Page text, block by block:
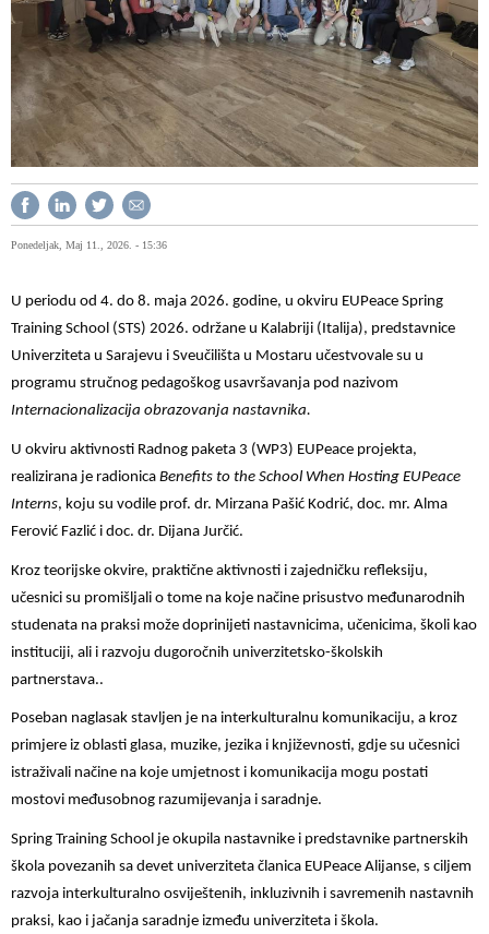
Ponedeljak, Maj 11., 2026. - 15:36
U periodu od 4. do 8. maja 2026. godine, u okviru EUPeace Spring
Training School (STS) 2026. održane u Kalabriji (Italija), predstavnice
Univerziteta u Sarajevu i Sveučilišta u Mostaru učestvovale su u
programu stručnog pedagoškog usavršavanja pod nazivom
Internacionalizacija obrazovanja nastavnika.
U okviru aktivnosti Radnog paketa 3 (WP3) EUPeace projekta,
realizirana je radionica Benefits to the School When Hosting EUPeace
Interns, koju su vodile prof. dr. Mirzana Pašić Kodrić, doc. mr. Alma
Ferović Fazlić i doc. dr. Dijana Jurčić.
Kroz teorijske okvire, praktične aktivnosti i zajedničku refleksiju,
učesnici su promišljali o tome na koje načine prisustvo međunarodnih
studenata na praksi može doprinijeti nastavnicima, učenicima, školi kao
instituciji, ali i razvoju dugoročnih univerzitetsko-školskih
partnerstava..
Poseban naglasak stavljen je na interkulturalnu komunikaciju, a kroz
primjere iz oblasti glasa, muzike, jezika i književnosti, gdje su učesnici
istraživali načine na koje umjetnost i komunikacija mogu postati
mostovi međusobnog razumijevanja i saradnje.
Spring Training School je okupila nastavnike i predstavnike partnerskih
škola povezanih sa devet univerziteta članica EUPeace Alijanse, s ciljem
razvoja interkulturalno osviještenih, inkluzivnih i savremenih nastavnih
praksi, kao i jačanja saradnje između univerziteta i škola.